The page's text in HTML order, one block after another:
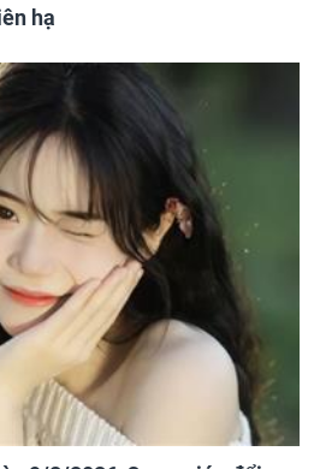
hạ